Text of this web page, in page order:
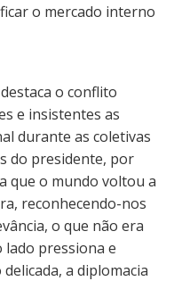
o mercado interno
o conflito
e insistentes as
durante as coletivas
do presidente, por
que o mundo voltou a
reconhecendo-nos
o que não era
pressiona e
a diplomacia